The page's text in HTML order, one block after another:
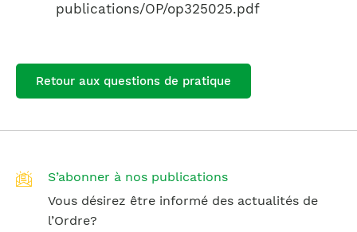
publications/OP/op325025.pdf
Retour aux questions de pratique
S’abonner à nos publications
Vous désirez être informé des actualités de
l’Ordre?